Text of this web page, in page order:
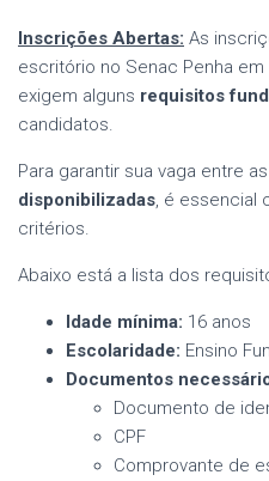
Inscrições Abertas: As
escritório no Senac Penha
exigem alguns requisitos
candidatos.
Para garantir sua vaga entre as
disponibilizadas, é essencial
critérios.
Abaixo está a lista dos
Idade mínima: 16 anos
Escolaridade: Ensino
Documentos
Documento de
CPF
Comprovante de